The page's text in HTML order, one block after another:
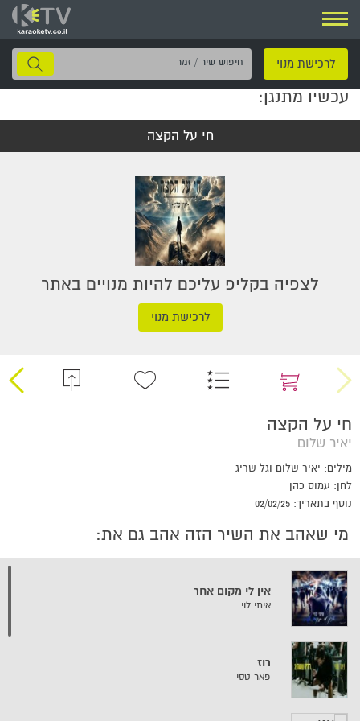
ניווט
לרכישת מנוי
חיפוש
שיר
עכשיו מתנגן:
חי על הקצה
לצפיה בקליפ עליכם להיות מנויים באתר
לרכישת מנוי
חי על הקצה
יאיר שלום
מילים: יאיר שלום וגל שריג
לחן: עמוס כהן
נוסף בתאריך: 02/02/25
מי שאהב את השיר הזה אהב גם את:
אין לי מקום אחר
איתי לוי
רוז
פאר טסי